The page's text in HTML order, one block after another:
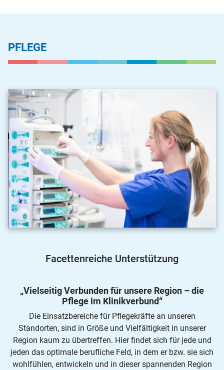
PFLEGE
Facettenreiche Unterstützung
„Vielseitig Verbunden für unsere Region – die
Pflege im Klinikverbund“
Die Einsatzbereiche für Pflegekräfte an unseren
Standorten, sind in Größe und Vielfältigkeit in unserer
Region kaum zu übertreffen. Hier findet sich für jede und
jeden das optimale berufliche Feld, in dem er bzw. sie sich
wohlfühlen, entwickeln und in dieser spannenden Region